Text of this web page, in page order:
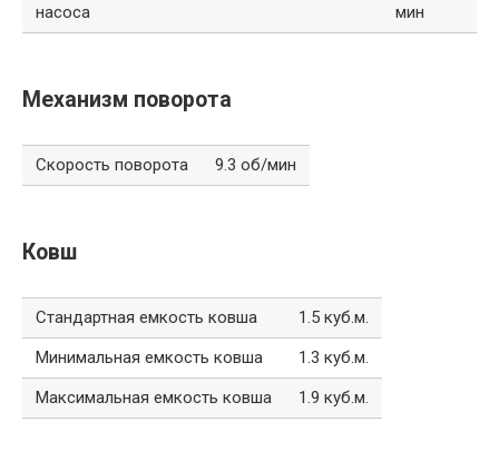
насоса
мин
Механизм поворота
Скорость поворота 9.3 об/мин
Ковш
Стандартная емкость ковша
1.5 куб.м.
Минимальная емкость ковша
1.3 куб.м.
Максимальная емкость ковша
1.9 куб.м.